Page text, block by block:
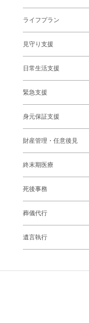
ライフプラン
見守り支援
日常生活支援
緊急支援
身元保証支援
財産管理・任意後見
終末期医療
死後事務
葬儀代行
遺言執行